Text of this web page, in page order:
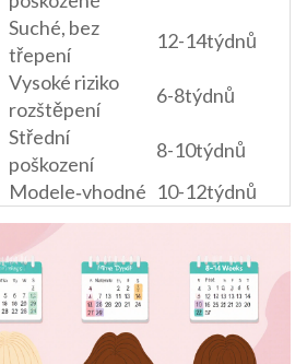
Suché, bez
třepení
12-14týdnů
Vysoké riziko
rozštěpení
6-8týdnů
Střední
poškození
8-10týdnů
Modele‑vhodné 10-12týdnů